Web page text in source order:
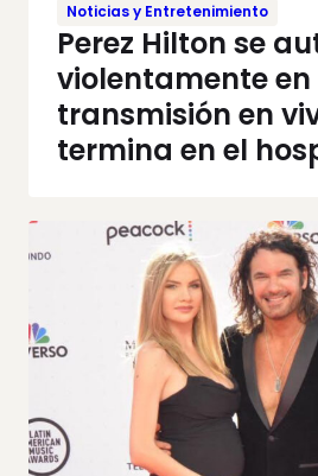
Noticias y Entretenimiento
Perez Hilton se
violentamente en
transmisión en
termina en el